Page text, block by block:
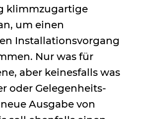
klimmzugartige
um einen
Installationsvorgang
Nur was für
aber keinesfalls was
oder Gelegenheits-
Ausgabe von